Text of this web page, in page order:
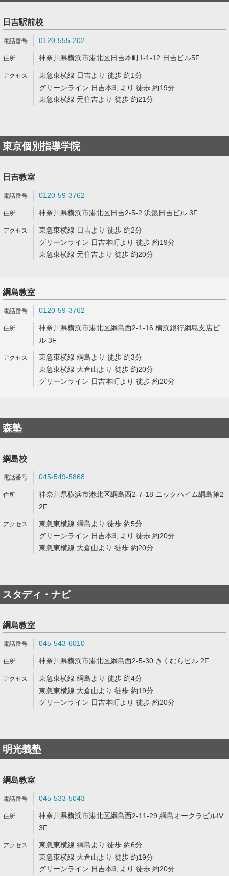
日吉駅前校
0120-555-202
神奈川県横浜市港北区日吉本町1-1-12 日吉ビル5F
東急東横線 日吉より 徒歩 約1分
グリーンライン 日吉本町より 徒歩 約19分
東急東横線 元住吉より 徒歩 約21分
東京個別指導学院
日吉教室
0120-59-3762
神奈川県横浜市港北区日吉2-5-2 浜銀日吉ビル 3F
東急東横線 日吉より 徒歩 約2分
グリーンライン 日吉本町より 徒歩 約19分
東急東横線 元住吉より 徒歩 約20分
綱島教室
0120-59-3762
神奈川県横浜市港北区綱島西2-1-16 横浜銀行綱島支店ビ
ル 3F
東急東横線 綱島より 徒歩 約3分
東急東横線 大倉山より 徒歩 約20分
グリーンライン 日吉本町より 徒歩 約20分
森塾
綱島校
045-549-5868
神奈川県横浜市港北区綱島西2-7-18 ニックハイム綱島第2
2F
東急東横線 綱島より 徒歩 約5分
グリーンライン 日吉本町より 徒歩 約20分
東急東横線 大倉山より 徒歩 約20分
スタディ・ナビ
綱島教室
045-543-6010
神奈川県横浜市港北区綱島西2-5-30 きくむらビル 2F
東急東横線 綱島より 徒歩 約4分
東急東横線 大倉山より 徒歩 約19分
グリーンライン 日吉本町より 徒歩 約20分
明光義塾
綱島教室
045-533-5043
神奈川県横浜市港北区綱島西2-11-29 綱島オークラビルIV
3F
東急東横線 綱島より 徒歩 約6分
東急東横線 大倉山より 徒歩 約19分
グリーンライン 日吉本町より 徒歩 約20分